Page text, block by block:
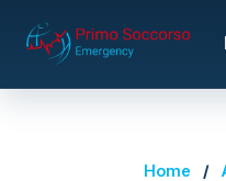
Home /